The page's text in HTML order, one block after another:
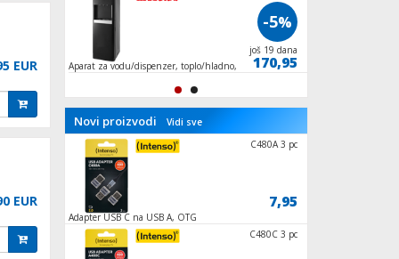
EUR
EUR
Aparat za vodu/dispenzer, toplo/hladno,
-5%
još 19 dana
170,95
Novi proizvodi Vidi sve
152,60
ZLN8856
Adapter USB C na USB A, OTG
C480A 3 pc
7,95
C480C 3 pc